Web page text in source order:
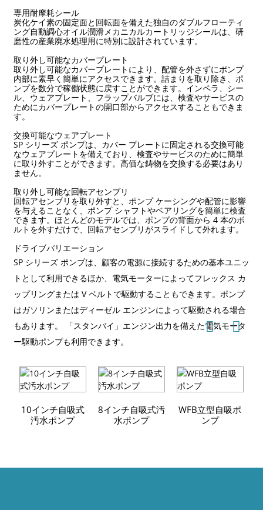
専用耐摩耗シール
炭化ケイ素の固定面と回転面を備えた独自のダブルフローティ
ング自動調心オイル潤滑メカニカルカートリッジシールは、研
磨性の産業廃水処理用に特別に設計されています。
取り外し可能なカバープレート
取り外し可能なカバープレートにより、配管を外さずにポンプ
内部に素早く簡単にアクセスできます。詰まりを取り除き、ポ
ンプを数分で稼働状態に戻すことができます。インペラ、シー
ル、ウェアプレート、フラップバルブには、検査やサービスの
ためにカバープレートの開口部からアクセスすることもできま
す。
交換可能なウェアプレート
SP シリーズ ポンプは、カバー プレートに固定される交換可能
なウェアプレートを備えており、検査やサービスのために簡単
に取り外すことができます。高価な鋳物を交換する必要はあり
ません。
取り外し可能な回転アセンブリ
回転アセンブリを取り外すと、ポンプ ケーシングや配管に影響
を与えることなく、ポンプ シャフトやベアリングを簡単に検査
できます。ほとんどのモデルでは、ポンプの背面から 4 本のボ
ルトを外すだけで、回転アセンブリがスライドして外れます。
ドライブバリエーション
SP シリーズ ポンプは、顧客の電源に接続するための基本ユニッ
トとして利用できるほか、電気モーターによってフレックス カ
ップリングまたは V ベルトで駆動することもできます。ポンプ
はガソリンまたはディーゼル エンジンによって駆動される場合
もあります。 「スタンバイ」エンジン出力を備えた電気モータ
ー駆動ポンプも利用できます。
10インチ自吸式
汚水ポンプ
8インチ自吸式汚
水ポンプ
WFB立型自吸ポ
ンプ